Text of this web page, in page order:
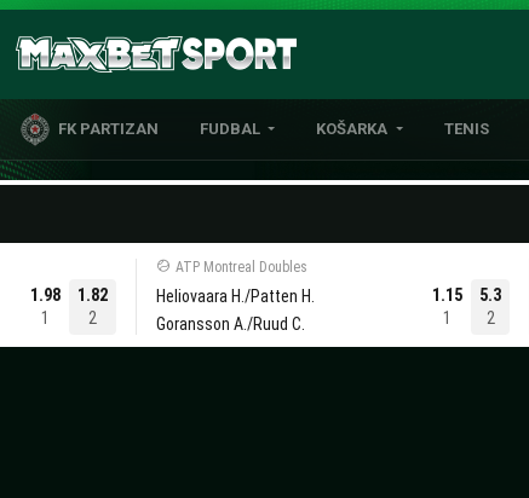
FK PARTIZAN
FUDBAL
DOMAĆI FUDBAL
EVROPSKA TAKMIČENJA
OSTALE LIGE
REPREZENTATIVNI FUDBAL
KOŠARKA
EVROLIGA
NBA LIGA
REPREZENTATIVNA KOŠARKA
TENIS
1.98
1
1.82
2
ATP Montreal Doubles
Heliovaara H./Patten H.
Goransson A./Ruud C.
1.15
1
5.3
2